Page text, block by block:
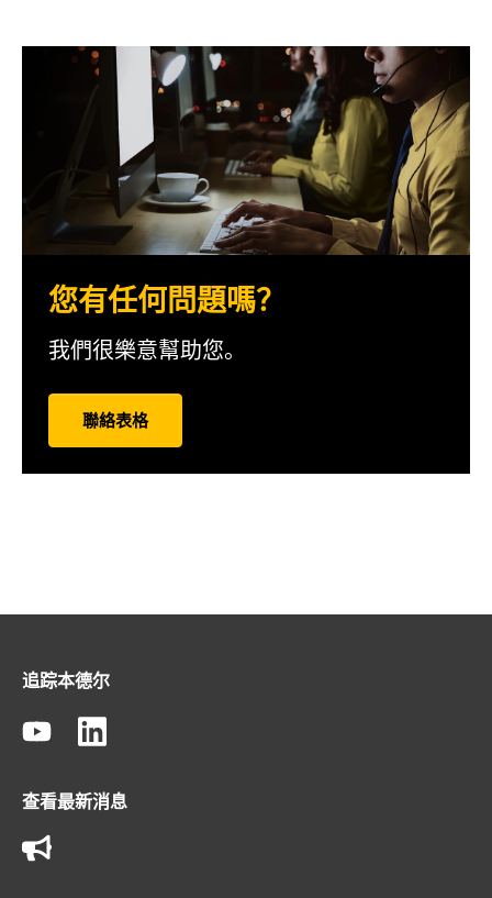
您有任何問題嗎？
我們很樂意幫助您。
聯絡表格
追踪本德尔
查看最新消息